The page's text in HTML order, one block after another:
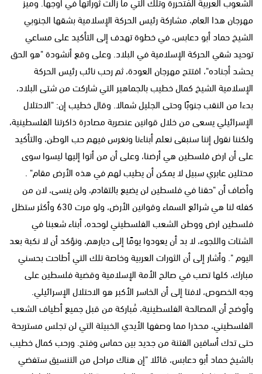
مهرجان هذا العام، مشاركة رئيس الحركة الإسلامية بشقها الجنوبي
الشيخ حماد أبو دعابس، في خطوة تهدف إلى التأكيد على مساعي
توحيد شقي الحركة الإسلامية في البلاد. وعلى وقع أنشودة "هو الحق
يحشد أجناده"، افتتح مهرجان العودة، ثم رحب نائب رئيس الحركة
الإسلامية الشيخ كمال خطيب بالجماهير التي شاركت من شتى البلاد،
بدءا من النقب جنوبًا وحتى الجليل شمالا. وقال خطيب إن: "الاحتلال
الإسرائيلي يسعى من خلال قوانين عنصرية مصادرة ذاكرتنا الفلسطينية،
ولكننا نقول إننا سنبقى نعلم أبناءنا ونغرس فيهم حب الوطن، والتأكيد
على أن ارض فلسطين هي أرضنا، وعلى أن من أتوا إليها ليسوا سوى
محتلين عابري سبيل لا يمكن أن يطيب لهم في هذه الأرض مقام" .
وأضاف أن "حقنا في فلسطين لن يضيع بالتقادم، ولن ينسى، لان من
كفله لنا هي شرائع السماء وقوانين الأرض، ولو مرت 630 وأكثر ستظل
فلسطين ارض ووطن الشعب الفلسطيني لوحده، أبناء شعبنا في
الشتات واللجوء، لا بد أن يعودوا يومًا إلى ديارهم، ونؤكد أن لا نكبة بعد
اليوم ". وأشار إلى أن الثورات العربية وخاصة تلك التي أطاحت بحسني
مبارك، كلها تصب في صالح الأمة الإسلامية وقضية فلسطين على
وجه الخصوص، لافتا إلى أن الخاسر الأكبر هو الاحتلال الإسرائيلي.
وأوضح أن المصالحة الفلسطينية، مُباركة من قبل جميع أطياف الشعب
الفلسطيني، محذرا مما وصفها الأيدي الخبيثة التي لن تجلس مستريحة
حتى تدك أسافين الفتنة من جديد بين حماس وفتح. ورحب كمال خطيب
بالشيخ حماد أبو دعابس، قائلا "إن هناك مراحل من التنسيق ستفضي